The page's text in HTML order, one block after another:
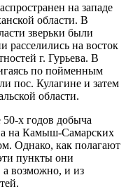
на западе
области. В
зверьки были
расселились на восток
г. Гурьева. В
по пойменным
пос. Кулагине и затем
области.
х годов добыча
на Камыш-Самарских
Однако, как полагают
пункты они
а возможно, и из